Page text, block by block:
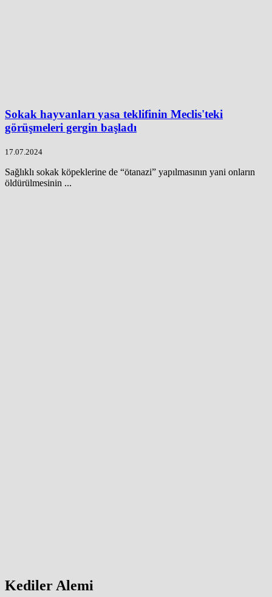
Sokak hayvanları yasa teklifinin Meclis'teki
görüşmeleri gergin başladı
17.07.2024
Sağlıklı sokak köpeklerine de “ötanazi” yapılmasının yani onların
öldürülmesinin ...
Kediler Alemi